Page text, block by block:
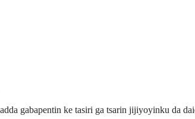
gabapentin ke tasiri ga tsarin jijiyoyinku da